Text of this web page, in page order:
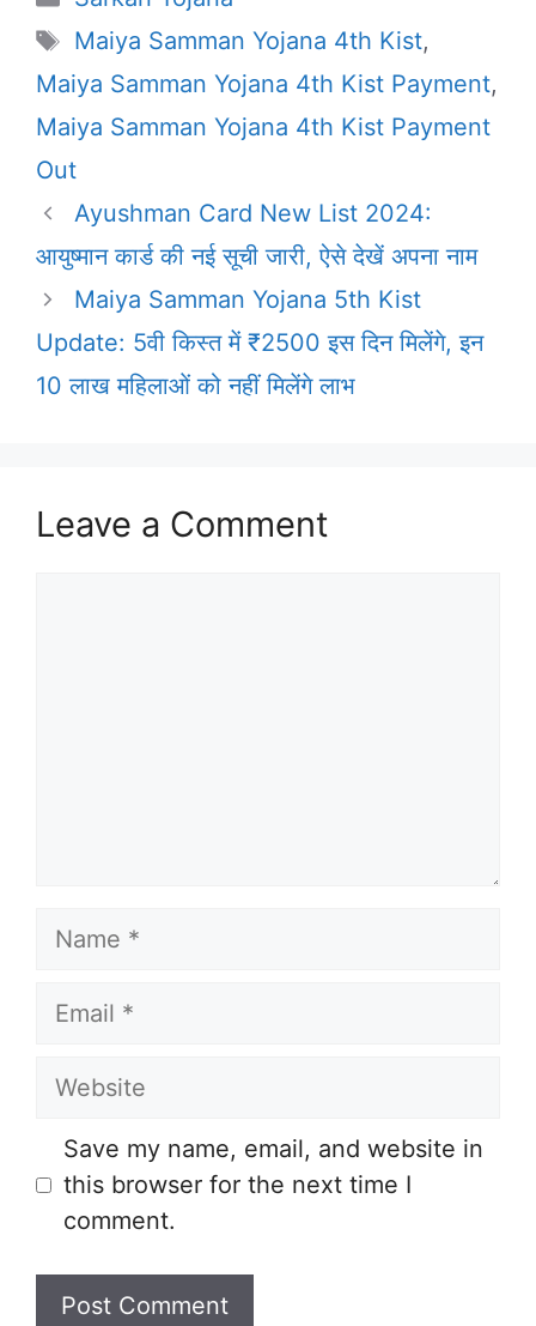
Tags
Maiya Samman Yojana 4th Kist,
Maiya Samman Yojana 4th Kist Payment,
Maiya Samman Yojana 4th Kist Payment
Out
Ayushman Card New List 2024:
आयुष्मान कार्ड की नई सूची जारी, ऐसे देखें अपना नाम
Maiya Samman Yojana 5th Kist
Update: 5वी किस्त में ₹2500 इस दिन मिलेंगे, इन
10 लाख महिलाओं को नहीं मिलेंगे लाभ
Leave a Comment
Name
Email
Website
Save my name, email, and website in
this browser for the next time I
comment.